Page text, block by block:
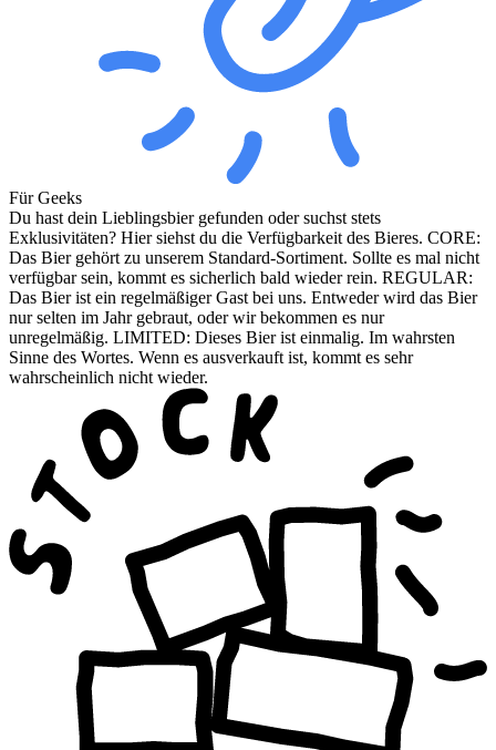
Für Geeks
Du hast dein Lieblingsbier gefunden oder suchst stets
Exklusivitäten? Hier siehst du die Verfügbarkeit des Bieres. CORE:
Das Bier gehört zu unserem Standard-Sortiment. Sollte es mal nicht
verfügbar sein, kommt es sicherlich bald wieder rein. REGULAR:
Das Bier ist ein regelmäßiger Gast bei uns. Entweder wird das Bier
nur selten im Jahr gebraut, oder wir bekommen es nur
unregelmäßig. LIMITED: Dieses Bier ist einmalig. Im wahrsten
Sinne des Wortes. Wenn es ausverkauft ist, kommt es sehr
wahrscheinlich nicht wieder.